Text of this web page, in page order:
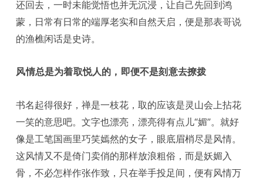
还回去，一时未能觉悟也并无沉浸，让自己先回到鸿
蒙，日常有日常的端厚老实和自然天启，便是那表哥说
的渔樵闲话是史诗。
风情总是为着取悦人的，即便不是刻意去撩拨
书名起得很好，禅是一枝花，取的应该是灵山会上拈花
一笑的意思吧。文字也漂亮，漂亮得有点儿“媚”。就好
像是工笔国画里巧笑嫣然的女子，眼底眉梢尽是风情。
这风情又不是倚门卖俏的那样放浪粗俗，而是妖媚入
骨，不必怎样作张作致，只在举手投足间，便有风情万